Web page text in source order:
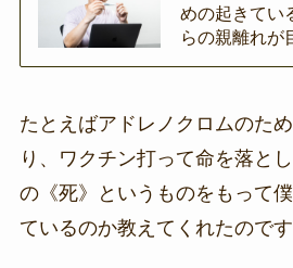
めの起きてい
らの親離れが
たとえばアドレノクロムのた
り、ワクチン打って命を落と
の《死》というものをもって
ているのか教えてくれたのです